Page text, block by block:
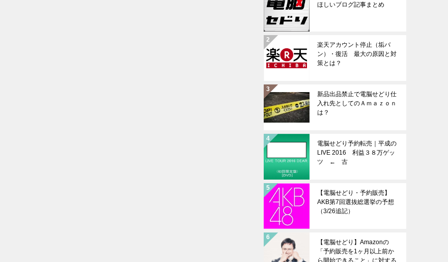
ほしいブログ記事まとめ
楽天アカウント停止（垢バ
ン）・復活 最大の原因と対
策とは？
新品出品禁止で電脳せどり仕
入れ先としてのＡｍａｚｏｎ
は？
電脳せどり予約転売｜平成の
LIVE 2016 利益３８万ゲッ
ツ ← 古
【電脳せどり・予約販売】
AKB第7回選抜総選挙の予想
（3/26追記）
【電脳せどり】Amazonの
「予約販売を1ヶ月以上前か
ら開始できること」に対する